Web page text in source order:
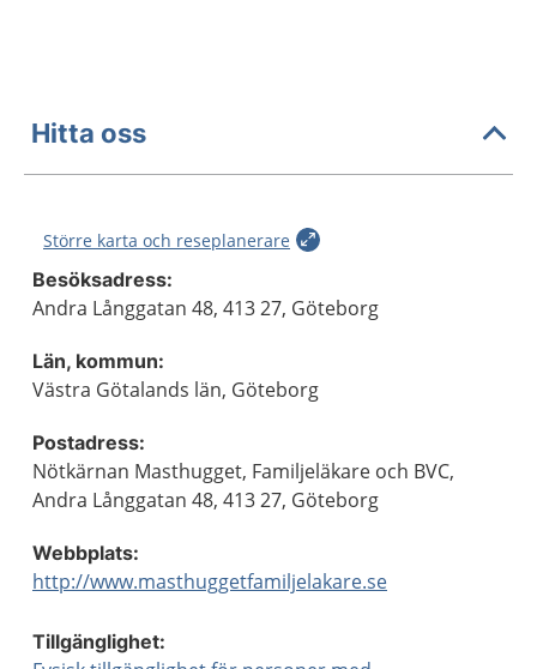
Hitta oss
Större karta och reseplanerare
Besöksadress:
Andra Långgatan 48, 413 27, Göteborg
Län, kommun:
Västra Götalands län, Göteborg
Postadress:
Nötkärnan Masthugget, Familjeläkare och BVC,
Andra Långgatan 48, 413 27, Göteborg
Webbplats:
http://www.masthuggetfamiljelakare.se
Tillgänglighet: